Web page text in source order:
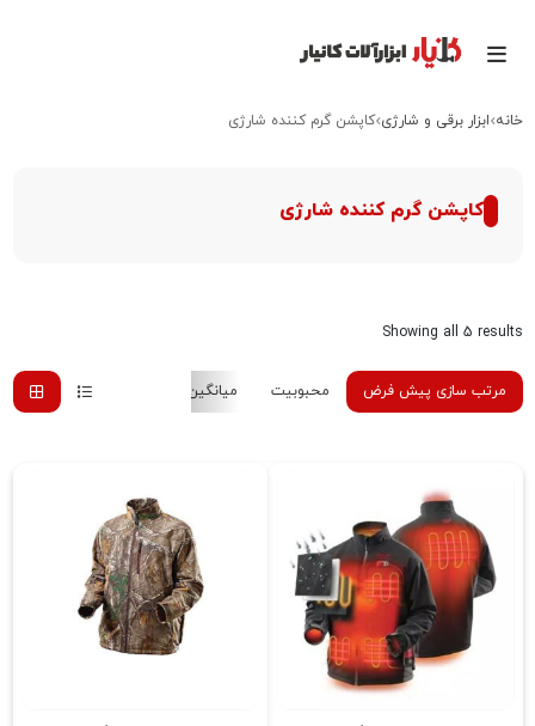
خانه ابزار برقی و شارژی کاپشن گرم کننده شارژی
کاپشن گرم کننده شارژی
Showing all 5 results
مرتب سازی پیش فرض محبوبیت میانگین رتبه جدیدترین